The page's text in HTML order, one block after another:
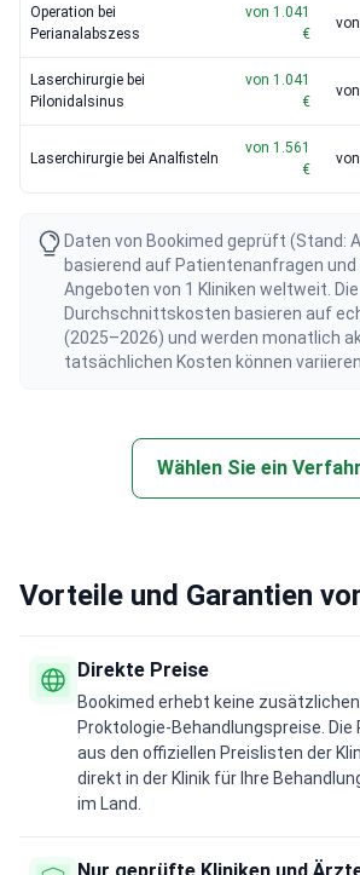
Operation bei
Perianalabszess
von 1.041
€
Laserchirurgie bei
Pilonidalsinus
von 1.041
€
Laserchirurgie bei Analfisteln
von 1.561
€
Daten von Bookimed geprüft (Stand:
basierend auf Patientenanfragen und
Angeboten von 1 Kliniken weltweit. Die
Durchschnittskosten basieren auf
(2025–2026) und werden monatlich
tatsächlichen Kosten können variieren.
Wählen Sie ein
Vorteile und Garantien
Direkte Preise
Bookimed erhebt keine
Proktologie-Behandlungspreise.
aus den offiziellen Preislisten der
direkt in der Klinik für Ihre
im Land.